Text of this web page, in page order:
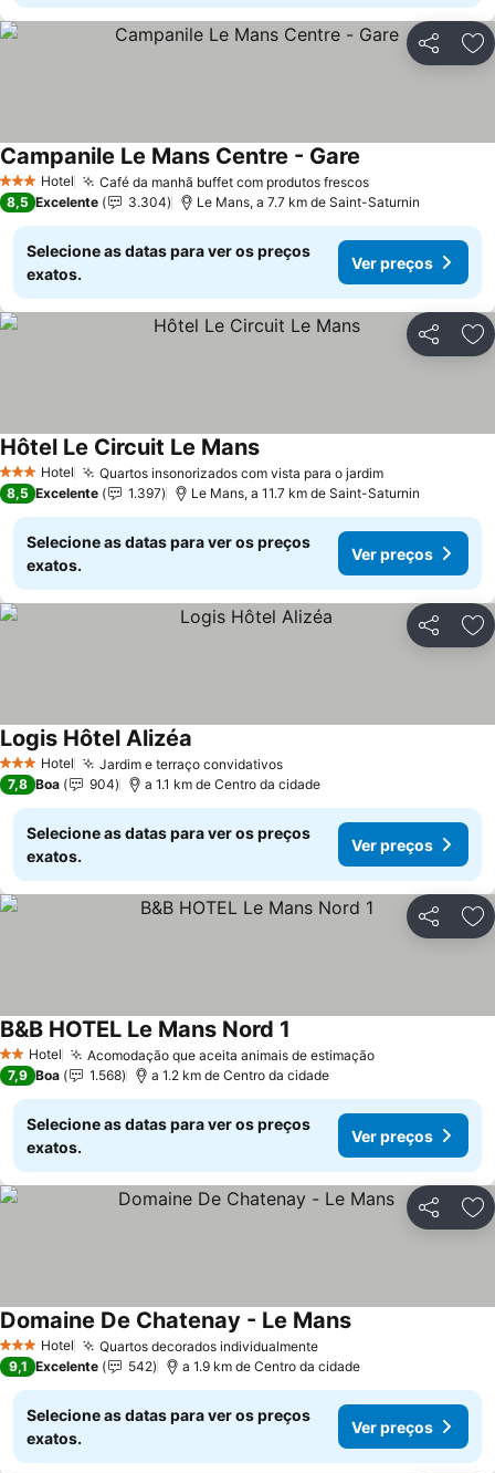
Partilhar
3 EstrelasHotel Café da manhã buffet com produtos frescosVer preços
Campanile Le Mans Centre - Gare
8,5 Excelente 3.304 Le Mans, a 7.7 km de Saint-Saturnin
Selecione as datas para ver os preços
exatos.
Ver preços
Partilhar
3 EstrelasHotel Quartos insonorizados com vista para o jardimVer preços
Hôtel Le Circuit Le MansVer preços
8,5 Excelente 1.397 Le Mans, a 11.7 km de Saint-Saturnin
Selecione as datas para ver os preços
exatos.
Ver preços
Partilhar
3 EstrelasHotel Jardim e terraço convidativosVer preços
Logis Hôtel Alizéa
7,8 Boa 904 a 1.1 km de Centro da cidade
Selecione as datas para ver os preços
exatos.
Ver preços
Partilhar
2 Estrelas
Hotel Acomodação que aceita animais de estimaçãoVer preços
B&B HOTEL Le Mans Nord 1
7,9 Boa 1.568 a 1.2 km de Centro da cidade
Selecione as datas para ver os preços
exatos.
Ver preços
Partilhar
3 EstrelasHotel Quartos decorados individualmenteVer preços
Domaine De Chatenay - Le MansVer preços
9,1 Excelente 542 a 1.9 km de Centro da cidade
Selecione as datas para ver os preços
exatos.
Ver preços